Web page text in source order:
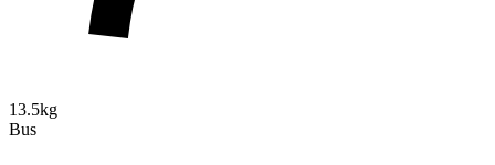
13.5kg
Bus